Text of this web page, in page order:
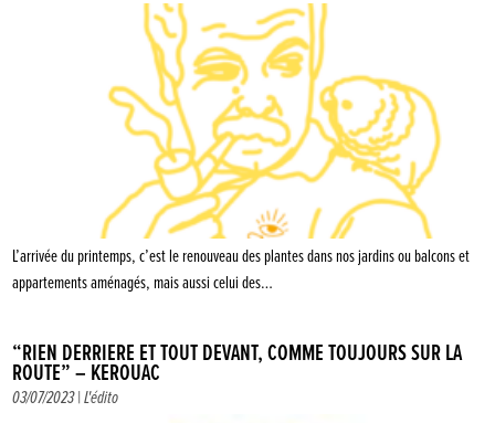
L’arrivée du printemps, c’est le renouveau des plantes dans nos jardins ou balcons et
appartements aménagés, mais aussi celui des…
“RIEN DERRIÈRE ET TOUT DEVANT, COMME TOUJOURS SUR LA
ROUTE” – KEROUAC
03/07/2023 |L'édito